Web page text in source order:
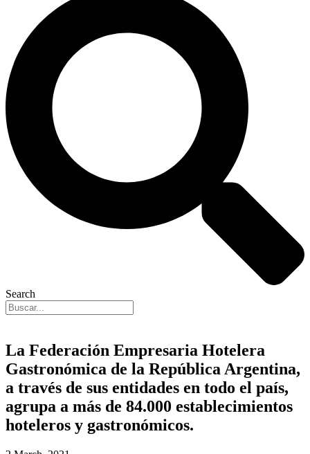
Search
La Federación Empresaria Hotelera
Gastronómica de la República Argentina,
a través de sus entidades en todo el país,
agrupa a más de 84.000 establecimientos
hoteleros y gastronómicos.